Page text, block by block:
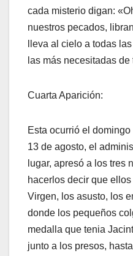
cada misterio digan:
nuestros pecados,
lleva al cielo a todas
las más necesitadas
Cuarta Aparición:
Esta ocurrió el
13 de agosto, el
lugar, apresó a los tres
hacerlos decir que
Virgen, los asusto, los
donde los pequeños
medalla que tenia
junto a los presos,